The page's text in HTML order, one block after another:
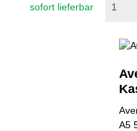
sofort lieferbar
A5